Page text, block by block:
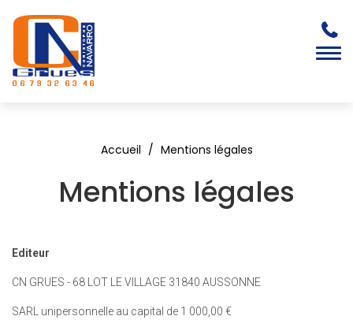
Accueil Mentions légales
Mentions légales
Editeur
CN GRUES - 68 LOT LE VILLAGE 31840 AUSSONNE
SARL unipersonnelle au capital de 1 000,00 €